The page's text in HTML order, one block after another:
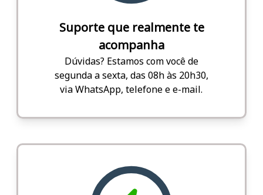
Suporte que realmente te
acompanha
Dúvidas? Estamos com você de
segunda a sexta, das 08h às 20h30,
via WhatsApp, telefone e e-mail.